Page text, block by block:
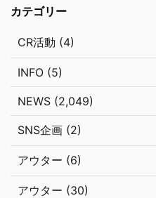
カテゴリー
CR活動 (4)
INFO (5)
NEWS (2,049)
SNS企画 (2)
アウター (6)
アウター (30)